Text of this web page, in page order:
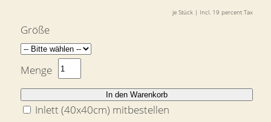
je Stück | Incl. 19 percent Tax
Größe
Menge
In den Warenkorb
Inlett (40x40cm) mitbestellen